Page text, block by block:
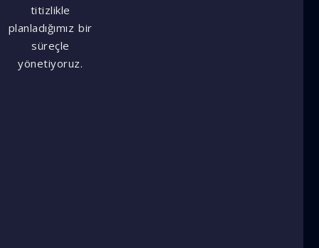
titizlikle
planladığımız bir
süreçle
yönetiyoruz.